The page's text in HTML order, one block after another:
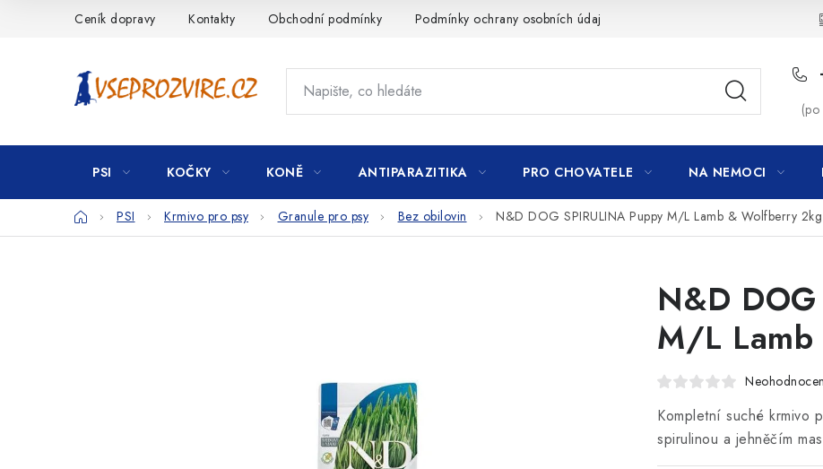
Ceník dopravy Kontakty Obchodní podmínky Podmínky ochrany osobních údajů
PSI KOČKY KONĚ ANTIPARAZITIKA PRO CHOVATELE NA NEMOCI
DomůPSI Krmivo pro psy Granule pro psy Bez obilovin N&D DOG SPIRULINA Puppy M/L Lamb & Wolfberry 2kg
N&D
M/L
Kompletní suché krmivo
spirulinou a jehněčím